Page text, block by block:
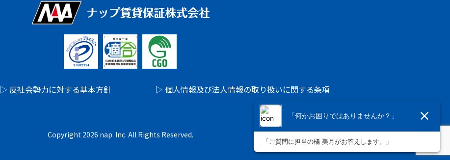
▷ 反社会勢力に対する基本方針 ▷ 個人情報及び法人情報の取り扱いに関する条項
Copyright 2026 nap. Inc. All Rights Reserved.